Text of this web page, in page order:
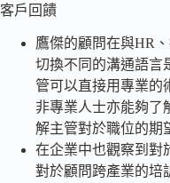
客戶回饋
鷹傑的顧問在與HR
切換不同的溝通語言
管可以直接用專業的
非專業人士亦能夠了
解主管對於職位的期
在企業中也觀察到對
對於顧問跨產業的培